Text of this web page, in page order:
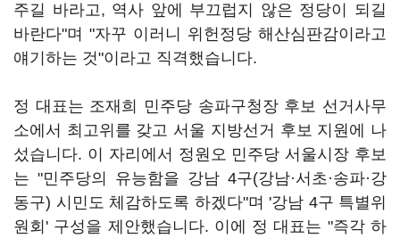
주길 바라고, 역사 앞에 부끄럽지 않은 정당이 되길
바란다"며 "자꾸 이러니 위헌정당 해산심판감이라고
얘기하는 것"이라고 직격했습니다.
정 대표는 조재희 민주당 송파구청장 후보 선거사무
소에서 최고위를 갖고 서울 지방선거 후보 지원에 나
섰습니다. 이 자리에서 정원오 민주당 서울시장 후보
는 "민주당의 유능함을 강남 4구(강남·서초·송파·강
동구) 시민도 체감하도록 하겠다"며 '강남 4구 특별위
원회' 구성을 제안했습니다. 이에 정 대표는 "즉각 하